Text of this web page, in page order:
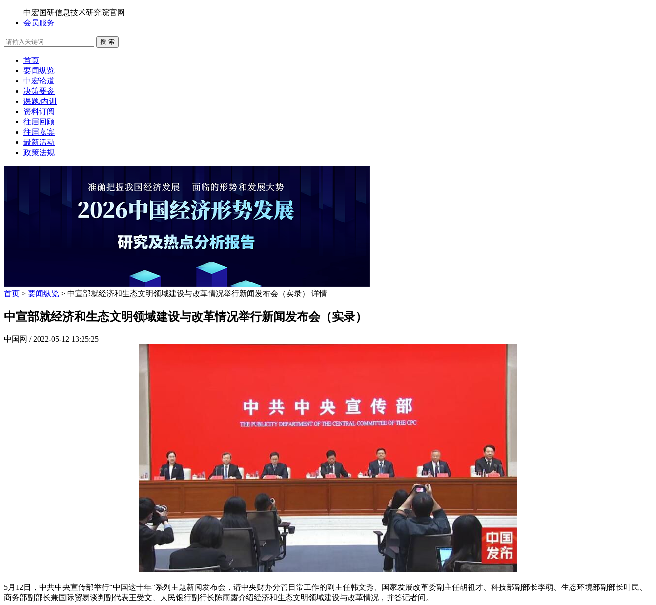
中宏国研信息技术研究院官网
会员服务
搜 索
首页
要闻纵览
中宏论道
决策要参
课题/内训
资料订阅
往届回顾
往届嘉宾
最新活动
政策法规
首页 > 要闻纵览 > 中宣部就经济和生态文明领域建设与改革情况举行新闻发布会（实录） 详情
中宣部就经济和生态文明领域建设与改革情况举行新闻发布会（实录）
中国网 / 2022-05-12 13:25:25
5月12日，中共中央宣传部举行“中国这十年”系列主题新闻发布会，请中央财办分管日常工作的副主任韩文秀、国家发展改革委副主任胡祖才、科技部副部长李萌、生态环境部副部长叶民、
商务部副部长兼国际贸易谈判副代表王受文、人民银行副行长陈雨露介绍经济和生态文明领域建设与改革情况，并答记者问。